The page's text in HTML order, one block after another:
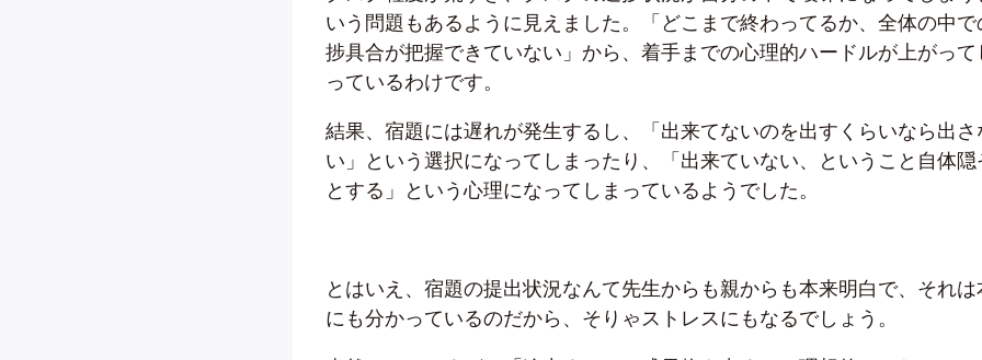
いう問題もあるように見えました。「どこまで終わってるか、全体の中で
捗具合が把握できていない」から、着手までの心理的ハードルが上がって
っているわけです。
結果、宿題には遅れが発生するし、「出来てないのを出すくらいなら出さ
い」という選択になってしまったり、「出来ていない、ということ自体隠
とする」という心理になってしまっているようでした。
とはいえ、宿題の提出状況なんて先生からも親からも本来明白で、それは
にも分かっているのだから、そりゃストレスにもなるでしょう。